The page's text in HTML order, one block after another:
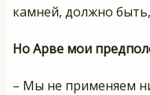
камней, должно
Но Арве мои
– Мы не применяем